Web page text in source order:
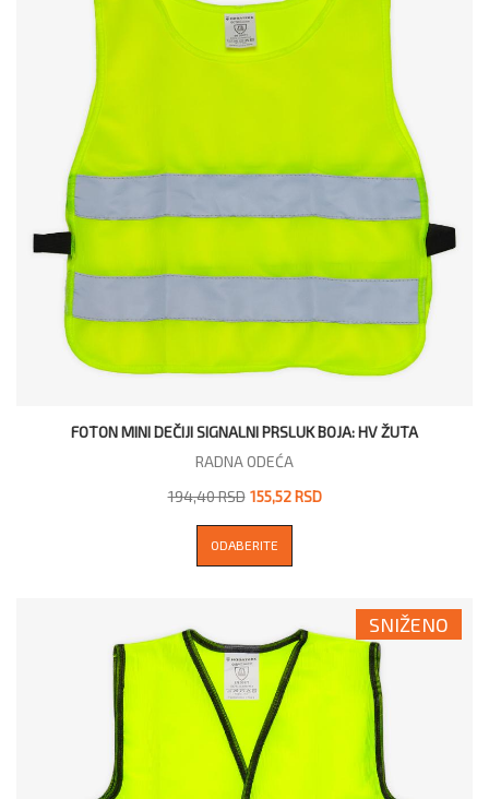
FOTON MINI DEČIJI SIGNALNI PRSLUK BOJA: HV ŽUTA
RADNA ODEĆA
194,40 RSD 155,52 RSD
ODABERITE
SNIŽENO